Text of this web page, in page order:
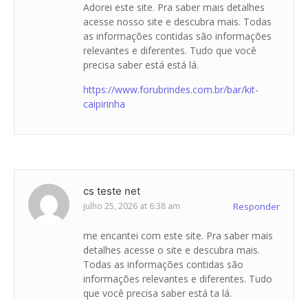
Adorei este site. Pra saber mais detalhes
acesse nosso site e descubra mais. Todas
as informações contidas são informações
relevantes e diferentes. Tudo que você
precisa saber está está lá.
https://www.forubrindes.com.br/bar/kit-
caipirinha
cs teste net
julho 25, 2026 at 6:38 am Responder
me encantei com este site. Pra saber mais
detalhes acesse o site e descubra mais.
Todas as informações contidas são
informações relevantes e diferentes. Tudo
que você precisa saber está ta lá.